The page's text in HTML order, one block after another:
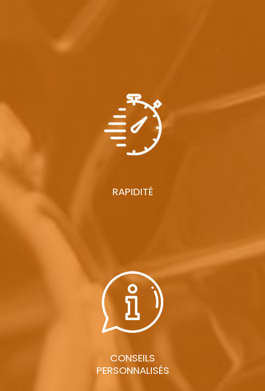
RAPIDITÉ
CONSEILS
PERSONNALISÉS